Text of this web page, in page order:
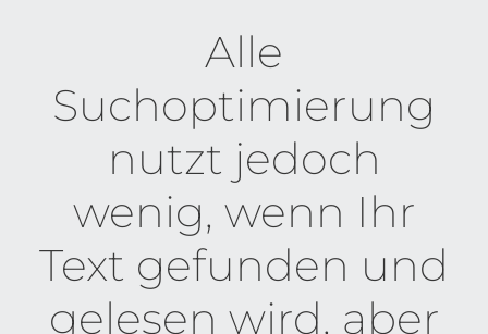
Alle
Suchoptimierung
nutzt jedoch
wenig, wenn Ihr
Text gefunden und
gelesen wird, aber